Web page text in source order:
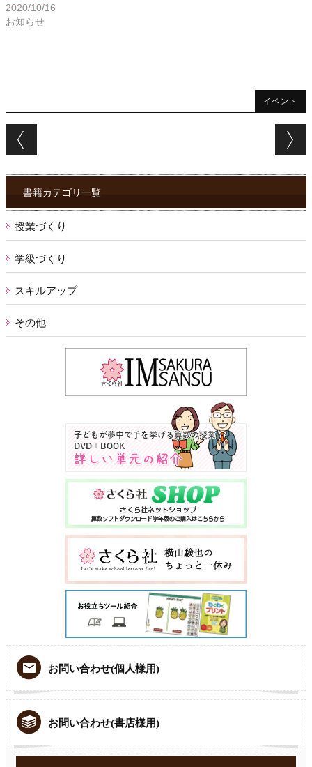
2020/10/16
お知らせ
イベント
Post navigation
書籍カテゴリ一覧
授業づくり
学級づくり
スキルアップ
その他
お問い合わせ(個人様用)
お問い合わせ(書店様用)